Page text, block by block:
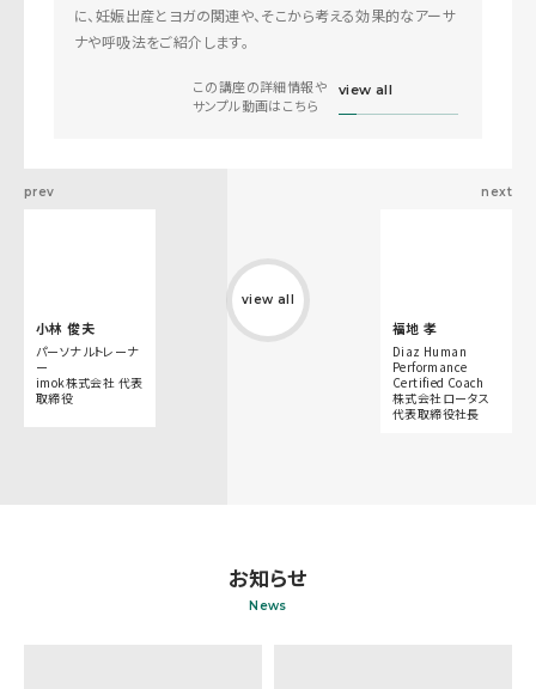
に、妊娠出産とヨガの関連や、そこから考える効果的なアーサ
ナや呼吸法をご紹介します。
この講座の詳細情報や
サンプル動画はこちら
view all
prev
小林 俊夫
パーソナルトレーナ
ー
imok株式会社 代表
取締役
view all
next
福地 孝
Diaz Human
Performance
Certified Coach
株式会社ロータス
代表取締役社長
お知らせ
News